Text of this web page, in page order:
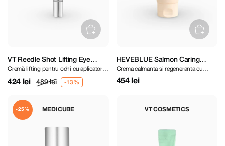
VT Reedle Shot Lifting Eye
Cream 15 ml
Cremă lifting pentru ochi cu aplicator
424 lei 489 lei
HEVEBLUE Salmon Caring
Centella Cream 100 ml
Crema calmanta si regeneranta cu
extract de Centella Asiatica
454 lei
MEDICUBE
-25% VT COSMETICS